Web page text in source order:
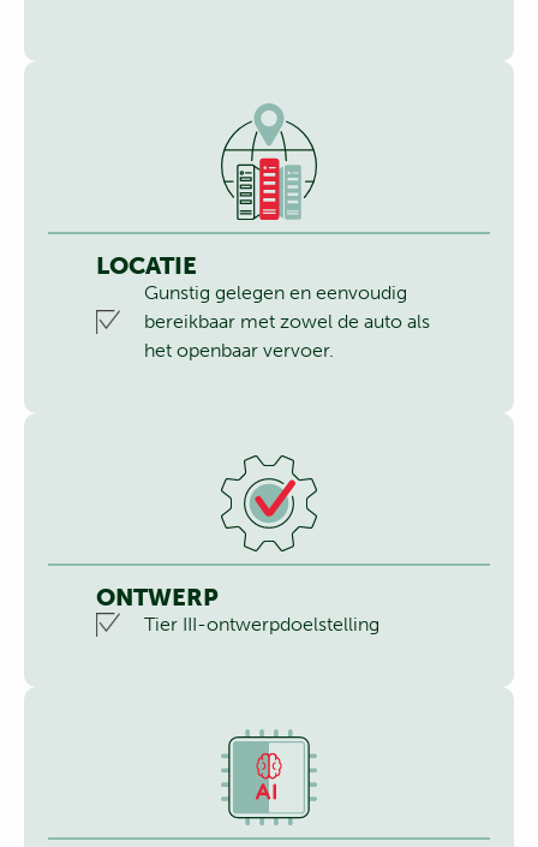
LOCATIE
Gunstig gelegen en eenvoudig
bereikbaar met zowel de auto als
het openbaar vervoer.
ONTWERP
Tier III-ontwerpdoelstelling